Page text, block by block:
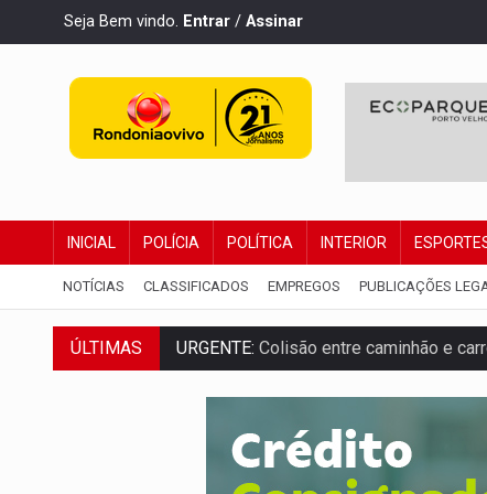
Seja Bem vindo. Entrar / Assinar
INICIAL POLÍCIA POLÍTICA INTERIOR
NOTÍCIAS CLASSIFICADOS EMPREGOS PUBLICAÇÕES
ÚLTIMAS URGENTE: Colisão entre caminhão e
ENCONTRO:Amazônia Negra ganha
PREVISÃO: Porto Velho tem chances
SINDICATOS UNIDOS:Assembleia